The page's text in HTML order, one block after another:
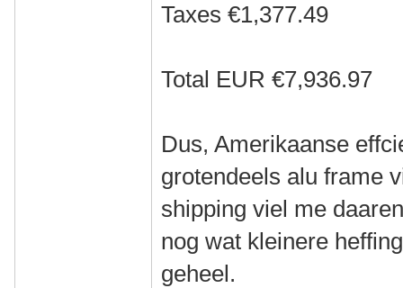
Taxes €1,377.49
Total EUR €7,936.97
Dus, Amerikaanse
grotendeels alu frame
shipping viel me
nog wat kleinere
geheel.